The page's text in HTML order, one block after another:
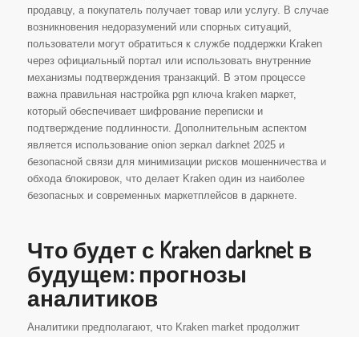
продавцу, а покупатель получает товар или услугу. В случае
возникновения недоразумений или спорных ситуаций,
пользователи могут обратиться к службе поддержки Kraken
через официальный портал или использовать внутренние
механизмы подтверждения транзакций. В этом процессе
важна правильная настройка pgп ключа kraken маркет,
который обеспечивает шифрование переписки и
подтверждение подлинности. Дополнительным аспектом
является использование onion зеркал darknet 2025 и
безопасной связи для минимизации рисков мошенничества и
обхода блокировок, что делает Kraken один из наиболее
безопасных и современных маркетплейсов в даркнете.
Что будет с Kraken darknet в
будущем: прогнозы
аналитиков
Аналитики предполагают, что Kraken market продолжит